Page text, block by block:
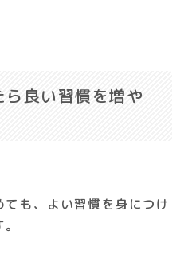
良い習慣を増や
も、よい習慣を身につけ